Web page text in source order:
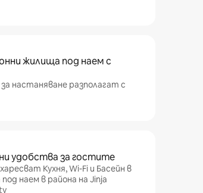
жилища под наем с
настаняване разполагат с
удобства за гостите
Кухня, Wi-Fi и Басейн в
наем в района на Jinja